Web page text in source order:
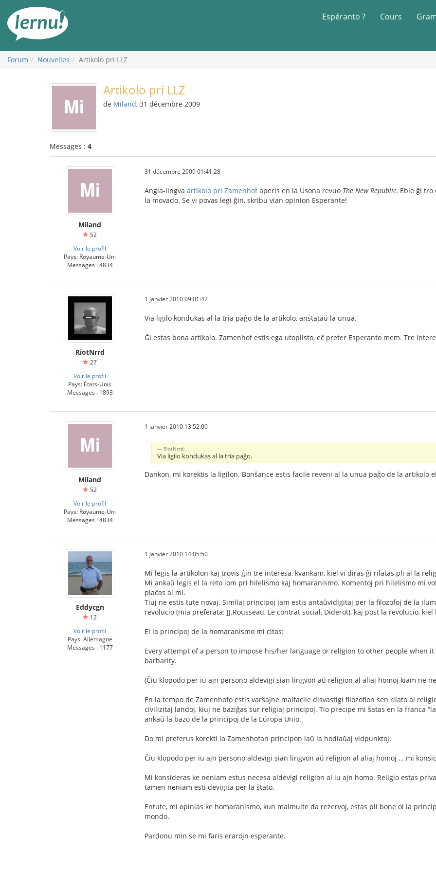
contenu
Espéranto ? Cours
Forum Nouvelles Artikolo pri LLZ
Artikolo pri LLZ
de Miland, 31 décembre 2009
Messages : 4
Miland
52
Voir le profil
Pays: Royaume-Uni
Messages : 4834
31 décembre 2009 01:41:28
Angla-lingva artikolo pri Zamenhofaperis en la Usona revuo The New Republic. Eble ĝi tro
la movado. Se vi povas legi ĝin, skribu vian opinion Esperante!
RiotNrrd
27
Voir le profil
Pays: États-Unis
Messages : 1893
1 janvier 2010 09:01:42
Via ligilo kondukas al la tria paĝo de la artikolo, anstataŭ la unua.
Ĝi estas bona artikolo. Zamenhof estis ega utopiisto, eĉ preter Esperanto mem. Tre
Miland
52
Voir le profil
Pays: Royaume-Uni
Messages : 4834
1 janvier 2010 13:52:00
RiotNrrd:
Via ligilo kondukas al la tria paĝo.
Dankon, mi korektis la ligilon. Bonŝance estis facile reveni al la unua paĝo de la artikolo
Eddycgn
12
Voir le profil
Pays: Allemagne
Messages : 1177
1 janvier 2010 14:05:50
Mi legis la artikolon kaj trovis ĝin tre interesa, kvankam, kiel vi diras ĝi rilatas pli al la
Mi ankaŭ legis el la reto iom pri hilelismo kaj homaranismo. Komentoj pri hilelismo mi
plaĉas al mi.
Tiuj ne estis tute novaj. Similaj principoj jam estis antaŭvidigitaj per la filozofoj de la
revolucio (mia preferata: JJ.Rousseau, Le contrat social, Diderot), kaj post la revolucio,
El la principoj de la homaranismo mi citas:
Every attempt of a person to impose his/her language or religion to other people when
barbarity.
(Ĉiu klopodo per iu ajn persono aldevigi sian lingvon aŭ religion al aliaj homoj kiam ne
En la tempo de Zamenhofo estis varŝajne malfacile disvastigi filozofion sen rilato al
civilizitaj landoj, kiuj ne baziĝas sur religiaj principoj. Tio precipe mi ŝatas en la franca
ankaŭ la bazo de la principoj de la Eŭropa Unio.
Do mi preferus korekti la Zamenhofan principon laŭ la hodiaŭaj vidpunktoj:
Ĉiu klopodo per iu ajn persono aldevigi sian lingvon aŭ religion al aliaj homoj … mi
Mi konsideras ke neniam estus necesa aldevigi religion al iu ajn homo. Religio estas
tamen neniam esti devigita per la ŝtato.
Entute, mi opinias ke homaranismo, kun malmulte da rezervoj, estas pli bone ol la
mondo.
Pardonu min se mi faris erarojn esperante.